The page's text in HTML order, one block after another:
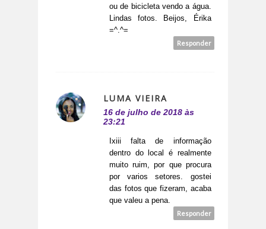
ou de bicicleta vendo a água.
Lindas fotos. Beijos, Érika
=^.^=
Responder
LUMA VIEIRA
16 de julho de 2018 às
23:21
Ixiii falta de informação
dentro do local é realmente
muito ruim, por que procura
por varios setores. gostei
das fotos que fizeram, acaba
que valeu a pena.
Responder